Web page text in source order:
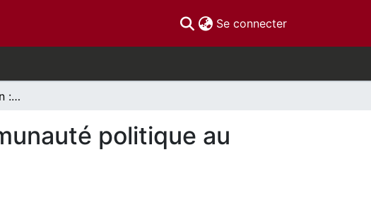
Se connecter(current)
Au-delà de l'intégration : pluralisme et communauté politique au Canada
politique au